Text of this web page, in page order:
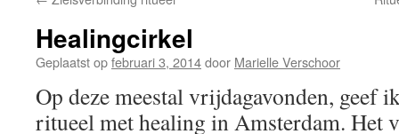
Healingcirkel
Geplaatst opfebruari 3, 2014door Marielle Verschoor
Op deze meestal vrijdagavonden, geef
ritueel met healing in Amsterdam. Het